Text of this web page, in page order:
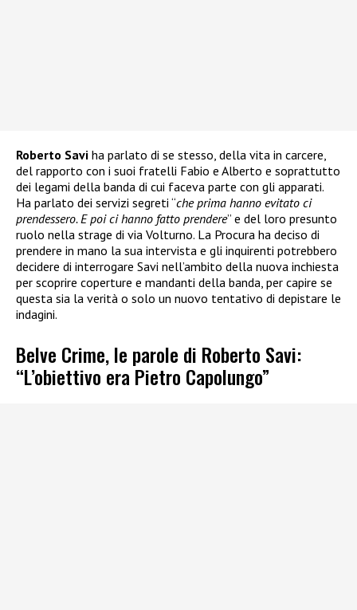
Roberto Savi ha parlato di se stesso, della vita in carcere,
del rapporto con i suoi fratelli Fabio e Alberto e soprattutto
dei legami della banda di cui faceva parte con gli apparati.
Ha parlato dei servizi segreti “che prima hanno evitato ci
prendessero. E poi ci hanno fatto prendere” e del loro presunto
ruolo nella strage di via Volturno. La Procura ha deciso di
prendere in mano la sua intervista e gli inquirenti potrebbero
decidere di interrogare Savi nell’ambito della nuova inchiesta
per scoprire coperture e mandanti della banda, per capire se
questa sia la verità o solo un nuovo tentativo di depistare le
indagini.
Belve Crime, le parole di Roberto Savi:
“L’obiettivo era Pietro Capolungo”